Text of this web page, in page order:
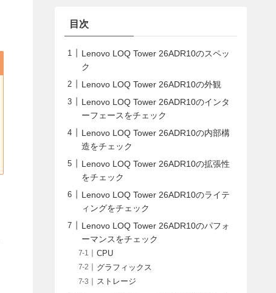
目次
Lenovo LOQ Tower 26ADR10のスペッ
ク
Lenovo LOQ Tower 26ADR10の外観
Lenovo LOQ Tower 26ADR10のインタ
ーフェースをチェック
Lenovo LOQ Tower 26ADR10の内部構
造をチェック
Lenovo LOQ Tower 26ADR10の拡張性
をチェック
Lenovo LOQ Tower 26ADR10のライテ
ィングをチェック
Lenovo LOQ Tower 26ADR10のパフォ
ーマンスをチェック
CPU
グラフィックス
ストレージ